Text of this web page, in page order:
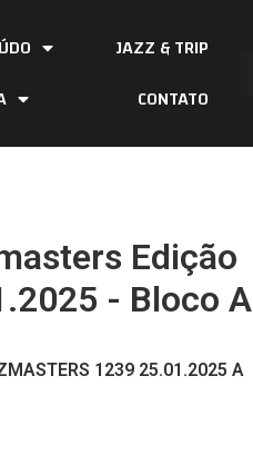
JAZZ & TRIP
CONTATO
Edição
- Bloco A
1239 25.01.2025 A